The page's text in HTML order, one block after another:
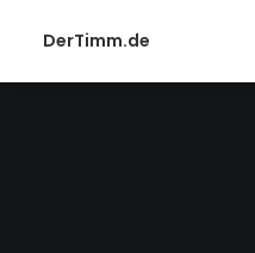
DerTimm.de